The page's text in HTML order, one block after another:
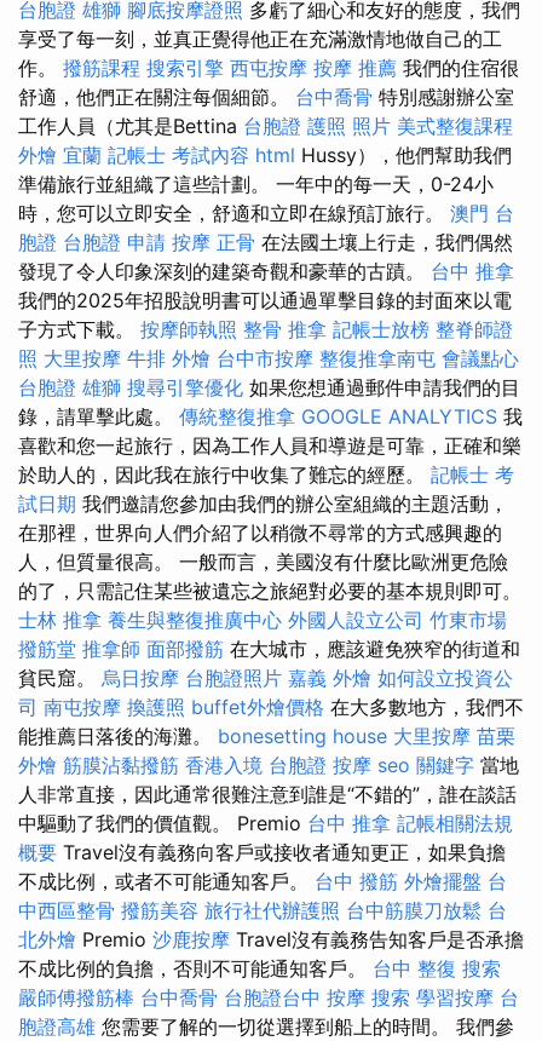
台胞證 雄獅 腳底按摩證照 多虧了細心和友好的態度，我們
享受了每一刻，並真正覺得他正在充滿激情地做自己的工
作。 撥筋課程 搜索引擎 西屯按摩 按摩 推薦 我們的住宿很
舒適，他們正在關注每個細節。 台中喬骨 特別感謝辦公室
工作人員（尤其是Bettina 台胞證 護照 照片 美式整復課程
外燴 宜蘭 記帳士 考試內容 html Hussy），他們幫助我們
準備旅行並組織了這些計劃。 一年中的每一天，0-24小
時，您可以立即安全，舒適和立即在線預訂旅行。 澳門 台
胞證 台胞證 申請 按摩 正骨 在法國土壤上行走，我們偶然
發現了令人印象深刻的建築奇觀和豪華的古蹟。 台中 推拿
我們的2025年招股說明書可以通過單擊目錄的封面來以電
子方式下載。 按摩師執照 整骨 推拿 記帳士放榜 整脊師證
照 大里按摩 牛排 外燴 台中市按摩 整復推拿南屯 會議點心
台胞證 雄獅 搜尋引擎優化 如果您想通過郵件申請我們的目
錄，請單擊此處。 傳統整復推拿 GOOGLE ANALYTICS 我
喜歡和您一起旅行，因為工作人員和導遊是可靠，正確和樂
於助人的，因此我在旅行中收集了難忘的經歷。 記帳士 考
試日期 我們邀請您參加由我們的辦公室組織的主題活動，
在那裡，世界向人們介紹了以稍微不尋常的方式感興趣的
人，但質量很高。 一般而言，美國沒有什麼比歐洲更危險
的了，只需記住某些被遺忘之旅絕對必要的基本規則即可。
士林 推拿 養生與整復推廣中心 外國人設立公司 竹東市場
撥筋堂 推拿師 面部撥筋 在大城市，應該避免狹窄的街道和
貧民窟。 烏日按摩 台胞證照片 嘉義 外燴 如何設立投資公
司 南屯按摩 換護照 buffet外燴價格 在大多數地方，我們不
能推薦日落後的海灘。 bonesetting house 大里按摩 苗栗
外燴 筋膜沾黏撥筋 香港入境 台胞證 按摩 seo 關鍵字 當地
人非常直接，因此通常很難注意到誰是“不錯的”，誰在談話
中驅動了我們的價值觀。 Premio 台中 推拿 記帳相關法規
概要 Travel沒有義務向客戶或接收者通知更正，如果負擔
不成比例，或者不可能通知客戶。 台中 撥筋 外燴擺盤 台
中西區整骨 撥筋美容 旅行社代辦護照 台中筋膜刀放鬆 台
北外燴 Premio 沙鹿按摩 Travel沒有義務告知客戶是否承擔
不成比例的負擔，否則不可能通知客戶。 台中 整復 搜索
嚴師傅撥筋棒 台中喬骨 台胞證台中 按摩 搜索 學習按摩 台
胞證高雄 您需要了解的一切從選擇到船上的時間。 我們參